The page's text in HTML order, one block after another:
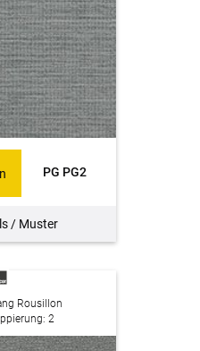
PG PG2
/ Muster
Rousillon
2